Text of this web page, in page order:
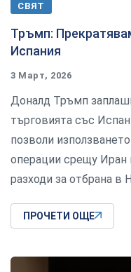
СВЯТ
Тръмп:
Испания
3 Март, 2026
Доналд Тръмп
търговията със
позволи
операции срещу Иран
разходи за отбрана в
ПРОЧЕТИ ОЩЕ